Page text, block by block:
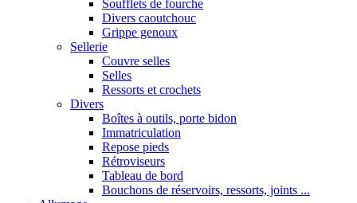
Soufflets de fourche
Divers caoutchouc
Grippe genoux
Sellerie
Couvre selles
Selles
Ressorts et crochets
Divers
Boîtes à outils, porte bidon
Immatriculation
Repose pieds
Rétroviseurs
Tableau de bord
Bouchons de réservoirs, ressorts, joints ...